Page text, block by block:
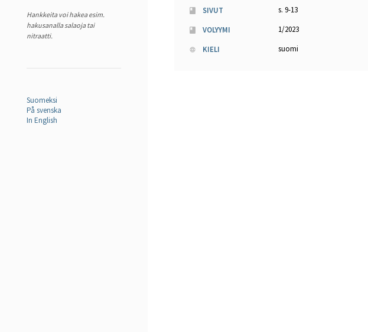
Hankkeita voi hakea esim.
hakusanalla salaoja tai
nitraatti.
Suomeksi
På svenska
In English
SIVUT
s. 9-13
VOLYYMI
1/2023
KIELI
suomi